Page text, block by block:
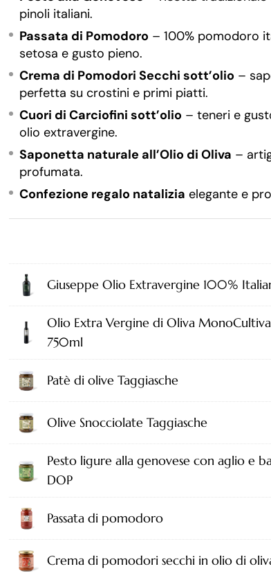
pinoli italiani.
Passata di Pomodoro – 100% pomodoro
setosa e gusto pieno.
Crema di Pomodori Secchi sott’olio –
perfetta su crostini e primi piatti.
Cuori di Carciofini sott’olio – teneri e
olio extravergine.
Saponetta naturale all’Olio di Oliva –
profumata.
Confezione regalo natalizia elegante e
Giuseppe Olio Extravergine 100%
Olio Extra Vergine di Oliva
750ml
Patè di olive Taggiasche
Olive Snocciolate Taggiasche
Pesto ligure alla genovese con aglio e
DOP
Passata di pomodoro
Crema di pomodori secchi in olio di